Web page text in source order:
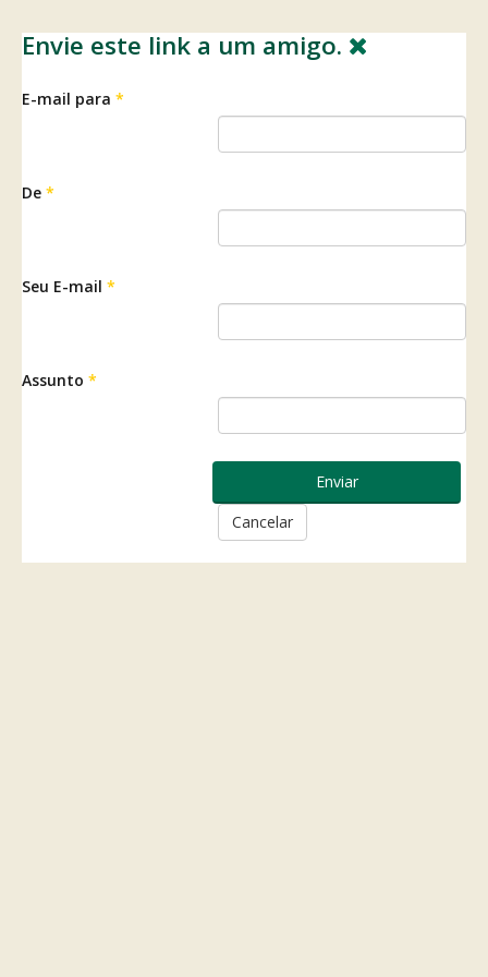
Envie este link a um amigo.
E-mail para *
De *
Seu E-mail *
Assunto *
Enviar
Cancelar